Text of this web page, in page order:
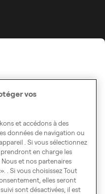
vos
et accédons à des
données de navigation ou
. Si vous sélectionnez
en charge les
et nos partenaires
. Si vous choisissez Tout
elles seront
sont désactivées, il est